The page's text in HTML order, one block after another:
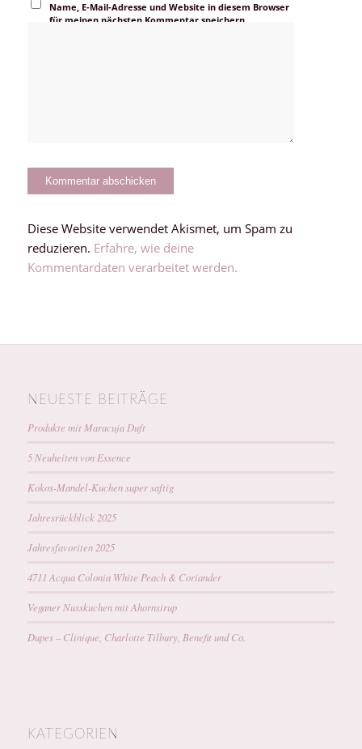
Name, E-Mail-Adresse und Website in diesem Browser
für meinen nächsten Kommentar speichern.
Diese Website verwendet Akismet, um Spam zu
reduzieren. Erfahre, wie deine
Kommentardaten verarbeitet werden.
NEUESTE BEITRÄGE
Produkte mit Maracuja Duft
5 Neuheiten von Essence
Kokos-Mandel-Kuchen super saftig
Jahresrückblick 2025
Jahresfavoriten 2025
4711 Acqua Colonia White Peach & Coriander
Veganer Nusskuchen mit Ahornsirup
Dupes – Clinique, Charlotte Tilbury, Benefit und Co.
KATEGORIEN